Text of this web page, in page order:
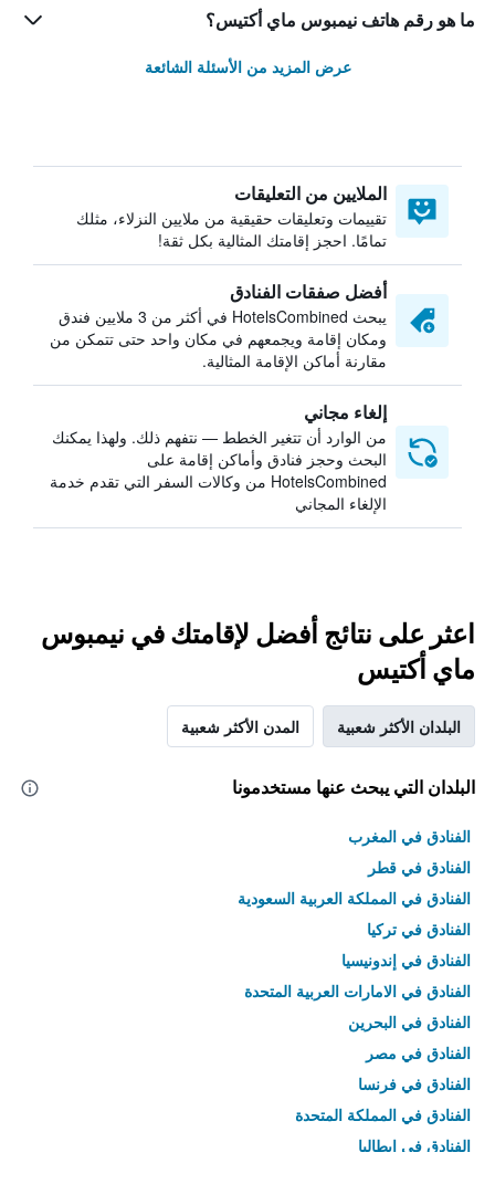
ما هو رقم هاتف نيمبوس ماي أكتيس؟
عرض المزيد من الأسئلة الشائعة
الملايين من التعليقات
تقييمات وتعليقات حقيقية من ملايين النزلاء، مثلك
تمامًا. احجز إقامتك المثالية بكل ثقة!
أفضل صفقات الفنادق
يبحث HotelsCombined في أكثر من 3 ملايين فندق
ومكان إقامة ويجمعهم في مكان واحد حتى تتمكن من
مقارنة أماكن الإقامة المثالية.
إلغاء مجاني
من الوارد أن تتغير الخطط — نتفهم ذلك. ولهذا يمكنك
البحث وحجز فنادق وأماكن إقامة على
HotelsCombined من وكالات السفر التي تقدم خدمة
الإلغاء المجاني
اعثر على نتائج أفضل لإقامتك في نيمبوس
ماي أكتيس
البلدان الأكثر شعبية المدن الأكثر شعبية
البلدان التي يبحث عنها مستخدمونا
الفنادق في المغرب
الفنادق في قطر
الفنادق في المملكة العربية السعودية
الفنادق في تركيا
الفنادق في إندونيسيا
الفنادق في الامارات العربية المتحدة
الفنادق في البحرين
الفنادق في مصر
الفنادق في فرنسا
الفنادق في المملكة المتحدة
الفنادق في إيطاليا